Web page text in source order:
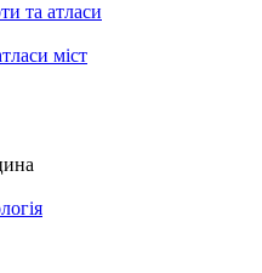
та атласи
міст